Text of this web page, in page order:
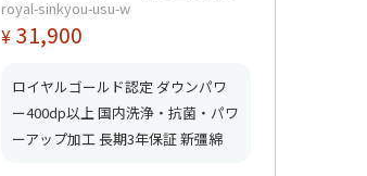
0.55kg 【5つ星ロイヤルゴール
ド取得】【グッドふとんマーク
royal-sinkyou-usu-w
¥ 31,900
ロイヤルゴールド認定 ダウンパワ
ー400dp以上 国内洗浄・抗菌・パワ
ーアップ加工 長期3年保証 新彊綿